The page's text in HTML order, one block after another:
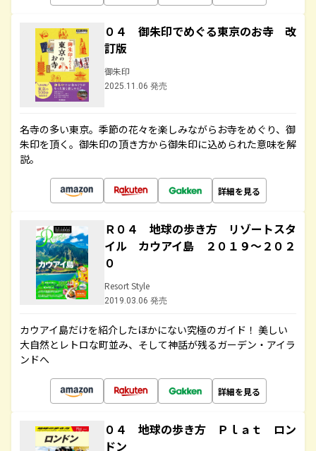
０４ 御朱印でめぐる東京のお寺 改
訂版
御朱印
2025.11.06 発売
名寺の多い東京。季節の花々を楽しみながらお寺をめぐり、御
朱印を頂く。御朱印の頂き方から御朱印に込められた意味を解
説。
詳細を見る
Ｒ０４ 地球の歩き方 リゾートスタ
イル カウアイ島 ２０１９～２０２
０
Resort Style
2019.03.06 発売
カウアイ島だけを紹介したほかにない究極のガイド！ 美しい
大自然とレトロな町並み、そして神話が残るガーデン・アイラ
ンドへ
詳細を見る
０４ 地球の歩き方 Ｐｌａｔ ロン
ドン